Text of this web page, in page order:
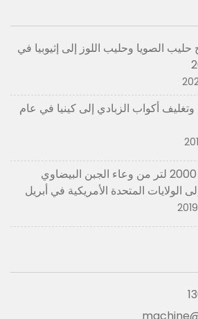
حليب الصويا وحليب اللوز إلى إثيوبيا في
وتغليف أكواب الزبادي إلى كينيا في عام
تم تعبئة 2000 لتر من وعاء الجبن البيضاوي
الولايات المتحدة الأمريكية في أبريل